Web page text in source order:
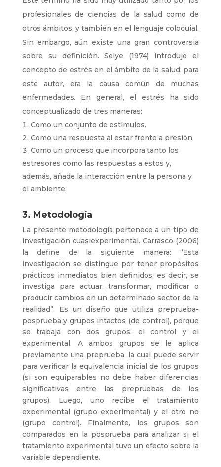
profesionales de ciencias de la salud como de
otros ámbitos, y también en el lenguaje coloquial.
Sin embargo, aún existe una gran controversia
sobre su definición. Selye (1974) introdujo el
concepto de estrés en el ámbito de la salud; para
este autor, era la causa común de muchas
enfermedades. En general, el estrés ha sido
conceptualizado de tres maneras:
Como un conjunto de estímulos.
Como una respuesta al estar frente a presión.
Como un proceso que incorpora tanto los
estresores como las respuestas a estos y,
además, añade la interacción entre la persona y
el ambiente.
3. Metodología
La presente metodología pertenece a un tipo de
investigación cuasiexperimental. Carrasco (2006)
la define de la siguiente manera: “Esta
investigación se distingue por tener propósitos
prácticos inmediatos bien definidos, es decir, se
investiga para actuar, transformar, modificar o
producir cambios en un determinado sector de la
realidad”. Es un diseño que utiliza preprueba-
posprueba y grupos intactos (de control), porque
se trabaja con dos grupos: el control y el
experimental. A ambos grupos se le aplica
previamente una preprueba, la cual puede servir
para verificar la equivalencia inicial de los grupos
(si son equiparables no debe haber diferencias
significativas entre las prepruebas de los
grupos). Luego, uno recibe el tratamiento
experimental (grupo experimental) y el otro no
(grupo control). Finalmente, los grupos son
comparados en la posprueba para analizar si el
tratamiento experimental tuvo un efecto sobre la
variable dependiente.